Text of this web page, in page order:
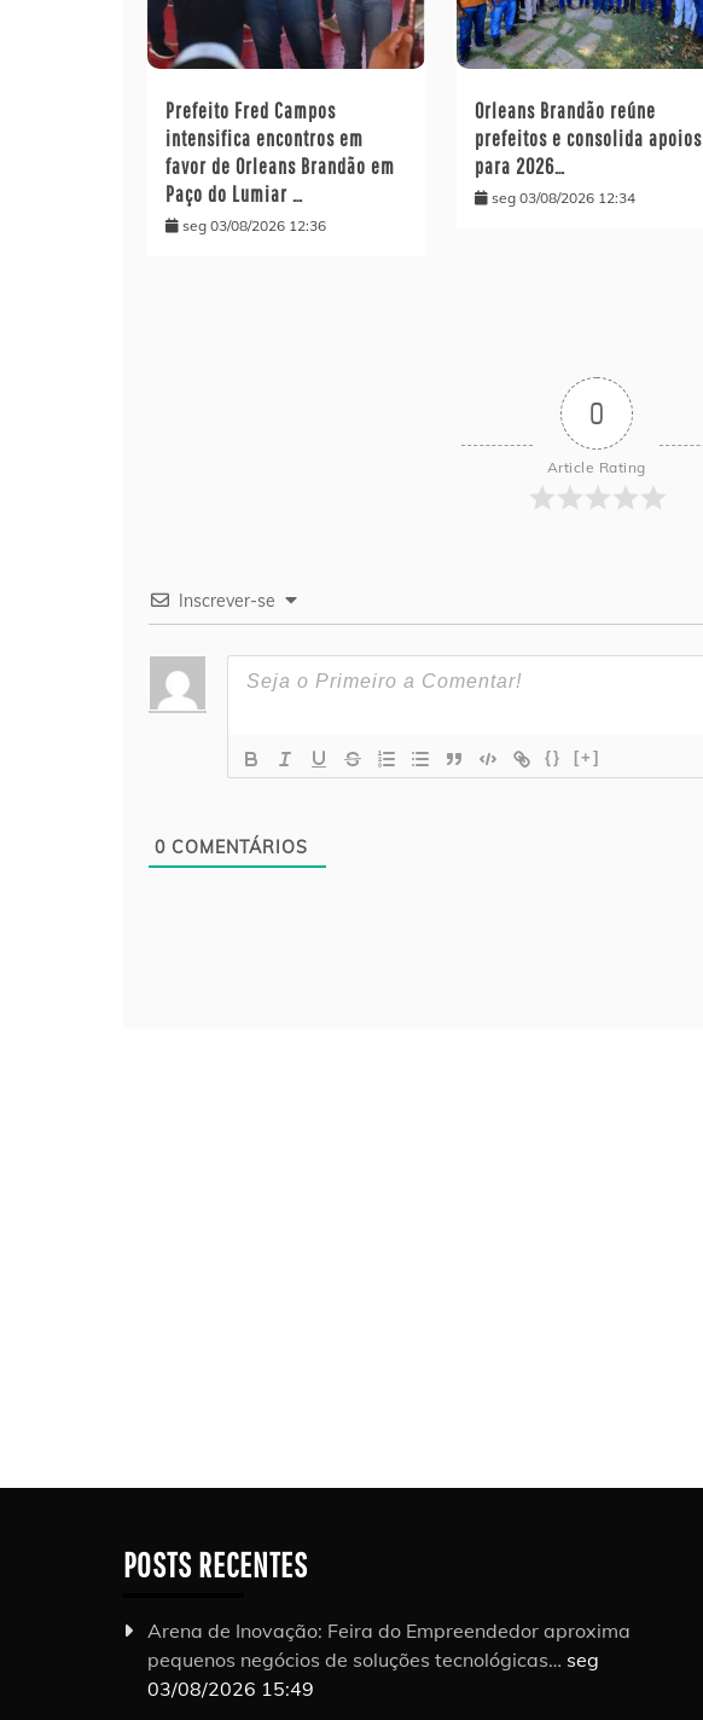
Prefeito Fred Campos
intensifica encontros em
favor de Orleans Brandão em
Paço do Lumiar …
seg 03/08/2026 12:36
Orleans Brandão reúne
prefeitos e consolida apoios
para 2026…
seg 03/08/2026 12:34
0
Article Rating
Inscrever-se
{} [+]
0 COMENTÁRIOS
POSTS RECENTES
Arena de Inovação: Feira do Empreendedor aproxima
pequenos negócios de soluções tecnológicas… seg
03/08/2026 15:49